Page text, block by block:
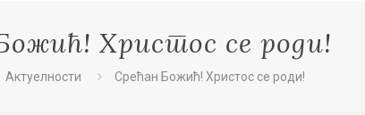
Христос се роди!
Актуелности Срећан Божић! Христос се роди!